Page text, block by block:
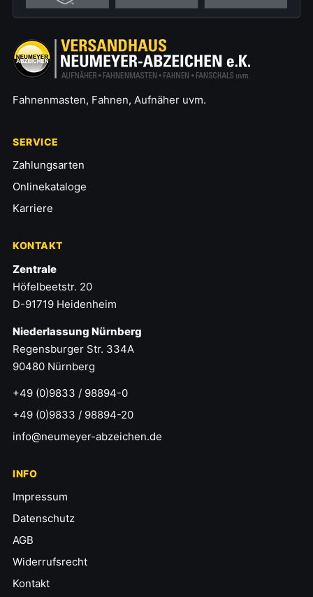
Fahnenmasten, Fahnen, Aufnäher uvm.
SERVICE
Zahlungsarten
Onlinekataloge
Karriere
KONTAKT
Zentrale
Höfelbeetstr. 20
D-91719 Heidenheim
Niederlassung Nürnberg
Regensburger Str. 334A
90480 Nürnberg
+49 (0)9833 / 98894-0
+49 (0)9833 / 98894-20
info@neumeyer-abzeichen.de
INFO
Impressum
Datenschutz
AGB
Widerrufsrecht
Kontakt